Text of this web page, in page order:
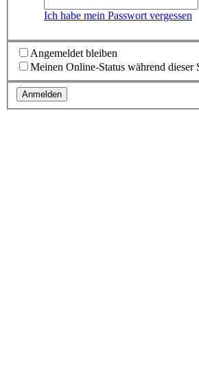
Ich habe mein Passwort vergessen
Angemeldet bleiben
Meinen Online-Status während dieser